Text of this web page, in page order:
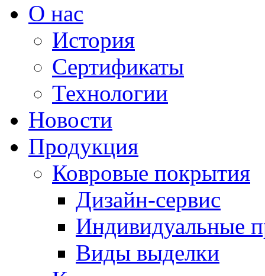
О нас
История
Сертификаты
Технологии
Новости
Продукция
Ковровые покрытия
Дизайн-сервис
Индивидуальные
Виды выделки